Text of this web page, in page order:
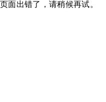
页面出错了，请稍候再试。